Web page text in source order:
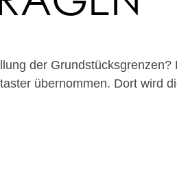
der Grundstücksgrenzen?
übernommen. Dort wird